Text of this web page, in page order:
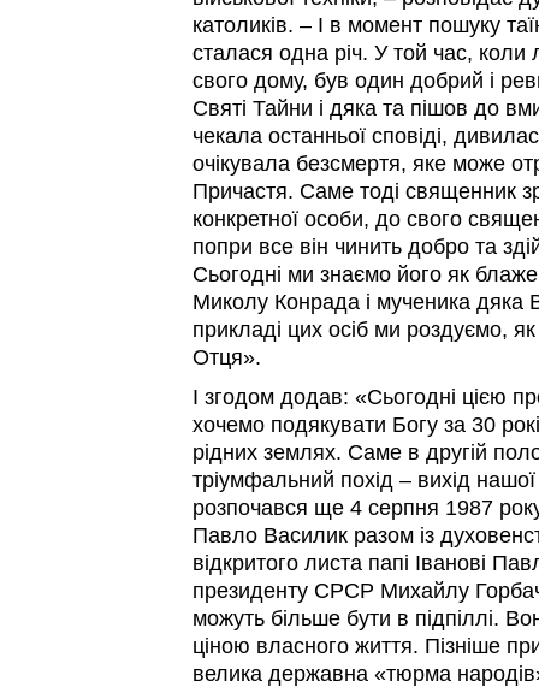
католиків. – І в момент пошуку
сталася одна річ. У той час, коли
свого дому, був один добрий і
Святі Тайни і дяка та пішов до
чекала останньої сповіді,
очікувала безсмертя, яке може
Причастя. Саме тоді священник
конкретної особи, до свого
попри все він чинить добро та
Сьогодні ми знаємо його як
Миколу Конрада і мученика
прикладі цих осіб ми роздуємо,
Отця».
І згодом додав: «Сьогодні цією
хочемо подякувати Богу за 30
рідних землях. Саме в другій
тріумфальний похід – вихід
розпочався ще 4 серпня 1987
Павло Василик разом із
відкритого листа папі Іванові
президенту СРСР Михайлу
можуть більше бути в підпіллі.
ціною власного життя. Пізніше
велика державна «тюрма